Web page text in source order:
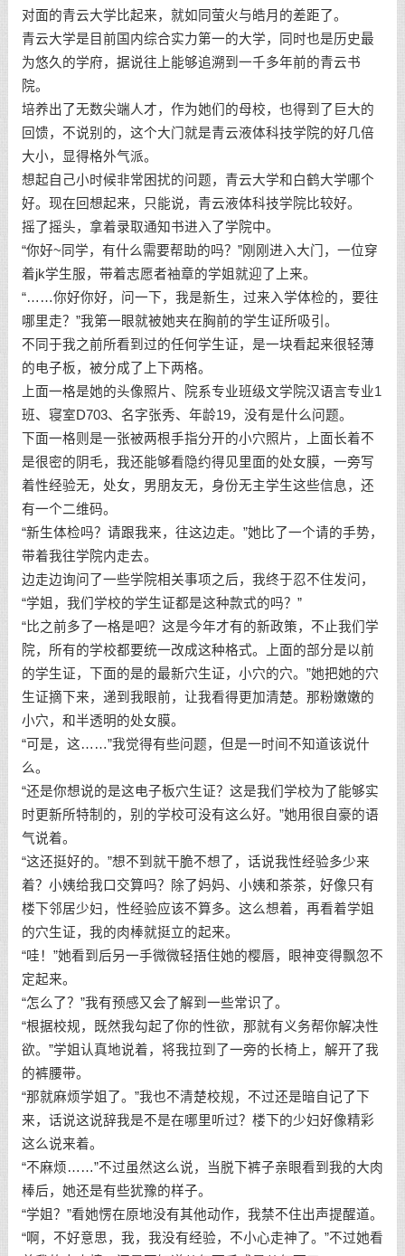
对面的青云大学比起来，就如同萤火与皓月的差距了。
青云大学是目前国内综合实力第一的大学，同时也是历史最
为悠久的学府，据说往上能够追溯到一千多年前的青云书
院。
培养出了无数尖端人才，作为她们的母校，也得到了巨大的
回馈，不说别的，这个大门就是青云液体科技学院的好几倍
大小，显得格外气派。
想起自己小时候非常困扰的问题，青云大学和白鹤大学哪个
好。现在回想起来，只能说，青云液体科技学院比较好。
摇了摇头，拿着录取通知书进入了学院中。
“你好~同学，有什么需要帮助的吗？”刚刚进入大门，一位穿
着jk学生服，带着志愿者袖章的学姐就迎了上来。
“……你好你好，问一下，我是新生，过来入学体检的，要往
哪里走？”我第一眼就被她夹在胸前的学生证所吸引。
不同于我之前所看到过的任何学生证，是一块看起来很轻薄
的电子板，被分成了上下两格。
上面一格是她的头像照片、院系专业班级文学院汉语言专业1
班、寝室D703、名字张秀、年龄19，没有是什么问题。
下面一格则是一张被两根手指分开的小穴照片，上面长着不
是很密的阴毛，我还能够看隐约得见里面的处女膜，一旁写
着性经验无，处女，男朋友无，身份无主学生这些信息，还
有一个二维码。
“新生体检吗？请跟我来，往这边走。”她比了一个请的手势，
带着我往学院内走去。
边走边询问了一些学院相关事项之后，我终于忍不住发问，
“学姐，我们学校的学生证都是这种款式的吗？”
“比之前多了一格是吧？这是今年才有的新政策，不止我们学
院，所有的学校都要统一改成这种格式。上面的部分是以前
的学生证，下面的是的最新穴生证，小穴的穴。”她把她的穴
生证摘下来，递到我眼前，让我看得更加清楚。那粉嫩嫩的
小穴，和半透明的处女膜。
“可是，这……”我觉得有些问题，但是一时间不知道该说什
么。
“还是你想说的是这电子板穴生证？这是我们学校为了能够实
时更新所特制的，别的学校可没有这么好。”她用很自豪的语
气说着。
“这还挺好的。”想不到就干脆不想了，话说我性经验多少来
着？小姨给我口交算吗？除了妈妈、小姨和茶茶，好像只有
楼下邻居少妇，性经验应该不算多。这么想着，再看着学姐
的穴生证，我的肉棒就挺立的起来。
“哇！”她看到后另一手微微轻捂住她的樱唇，眼神变得飘忽不
定起来。
“怎么了？”我有预感又会了解到一些常识了。
“根据校规，既然我勾起了你的性欲，那就有义务帮你解决性
欲。”学姐认真地说着，将我拉到了一旁的长椅上，解开了我
的裤腰带。
“那就麻烦学姐了。”我也不清楚校规，不过还是暗自记了下
来，话说这说辞我是不是在哪里听过？楼下的少妇好像精彩
这么说来着。
“不麻烦……”不过虽然这么说，当脱下裤子亲眼看到我的大肉
棒后，她还是有些犹豫的样子。
“学姐？”看她愣在原地没有其他动作，我禁不住出声提醒道。
“啊，不好意思，我，我没有经验，不小心走神了。”不过她看